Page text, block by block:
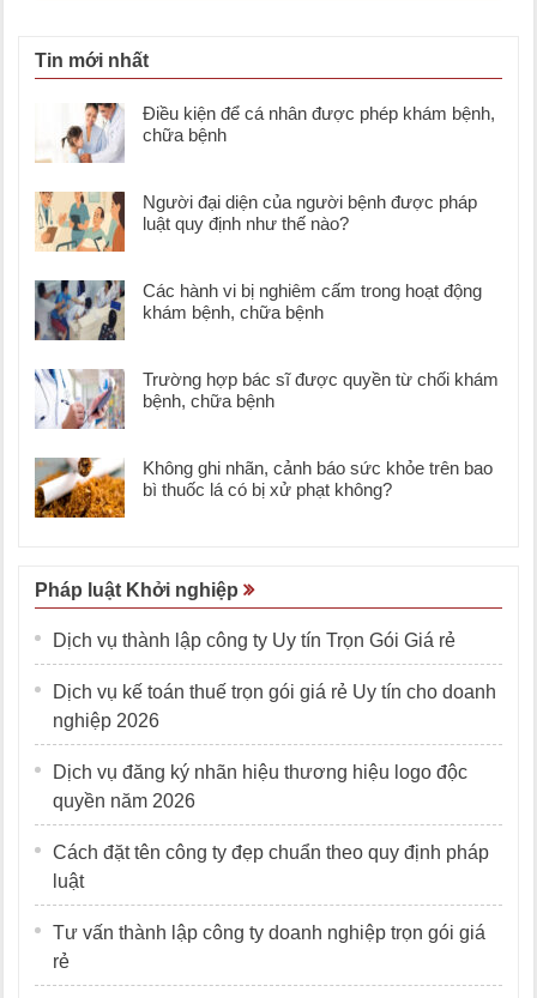
Tin mới nhất
Điều kiện để cá nhân được phép khám bệnh,
chữa bệnh
Người đại diện của người bệnh được pháp
luật quy định như thế nào?
Các hành vi bị nghiêm cấm trong hoạt động
khám bệnh, chữa bệnh
Trường hợp bác sĩ được quyền từ chối khám
bệnh, chữa bệnh
Không ghi nhãn, cảnh báo sức khỏe trên bao
bì thuốc lá có bị xử phạt không?
Pháp luật Khởi nghiệp
Dịch vụ thành lập công ty Uy tín Trọn Gói Giá rẻ
Dịch vụ kế toán thuế trọn gói giá rẻ Uy tín cho doanh
nghiệp 2026
Dịch vụ đăng ký nhãn hiệu thương hiệu logo độc
quyền năm 2026
Cách đặt tên công ty đẹp chuẩn theo quy định pháp
luật
Tư vấn thành lập công ty doanh nghiệp trọn gói giá
rẻ